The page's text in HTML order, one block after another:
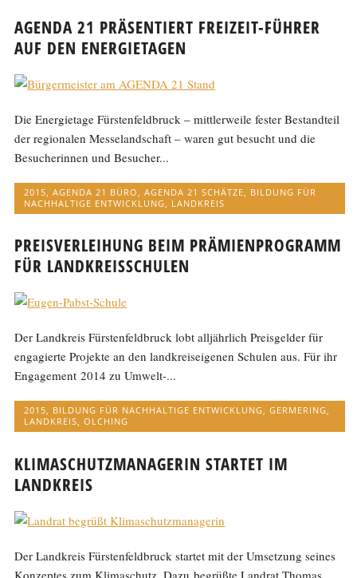
AGENDA 21 PRÄSENTIERT FREIZEIT-FÜHRER
AUF DEN ENERGIETAGEN
Die Energietage Fürstenfeldbruck – mittlerweile fester Bestandteil
der regionalen Messelandschaft – waren gut besucht und die
Besucherinnen und Besucher...
2015,AGENDA 21 BÜRO,AGENDA 21 SCHÄTZE, BILDUNG FÜR
NACHHALTIGE ENTWICKLUNG, LANDKREIS
PREISVERLEIHUNG BEIM PRÄMIENPROGRAMM
FÜR LANDKREISSCHULEN
Der Landkreis Fürstenfeldbruck lobt alljährlich Preisgelder für
engagierte Projekte an den landkreiseigenen Schulen aus. Für ihr
Engagement 2014 zu Umwelt-...
2015, BILDUNG FÜR NACHHALTIGE ENTWICKLUNG,GERMERING,
LANDKREIS,OLCHING
KLIMASCHUTZMANAGERIN STARTET IM
LANDKREIS
Der Landkreis Fürstenfeldbruck startet mit der Umsetzung seines
Konzeptes zum Klimaschutz. Dazu begrüßte Landrat Thomas